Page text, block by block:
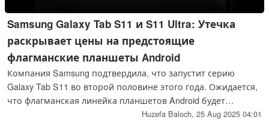
Samsung Galaxy Tab S11 и S11 Ultra: Утечка
раскрывает цены на предстоящие
флагманские планшеты Android
Компания Samsung подтвердила, что запустит серию
Galaxy Tab S11 во второй половине этого года. Ожидается,
что флагманская линейка планшетов Android будет
включать Tab S11 и Tab S11 Ultra. Новая утечка
Huzefa Baloch, 25 Aug 2025 04:01